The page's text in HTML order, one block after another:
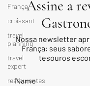
França
croissant
travel
planning
travel
expert
restaurantes
Assine a
Nossa newsletter
França: seus
tesouros
Name